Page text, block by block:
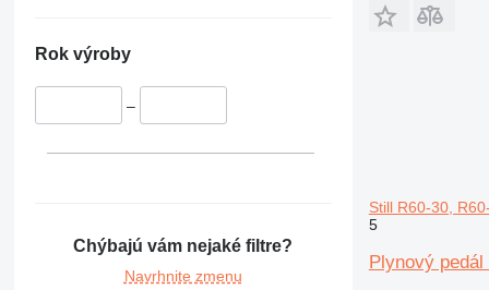
Rok výroby
–
Chýbajú vám nejaké filtre?
Navrhnite zmenu
Still R60-30,
5
Plynový